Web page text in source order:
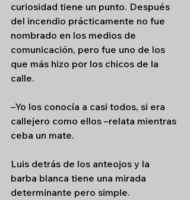
curiosidad tiene un punto. Después
del incendio prácticamente no fue
nombrado en los medios de
comunicación, pero fue uno de los
que más hizo por los chicos de la
calle.
–Yo los conocía a casi todos, si era
callejero como ellos –relata mientras
ceba un mate.
Luis detrás de los anteojos y la
barba blanca tiene una mirada
determinante pero simple.